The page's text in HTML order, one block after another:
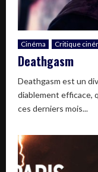
Cinéma Critique
Deathgasm
Deathgasm est un
diablement efficace,
ces derniers mois...